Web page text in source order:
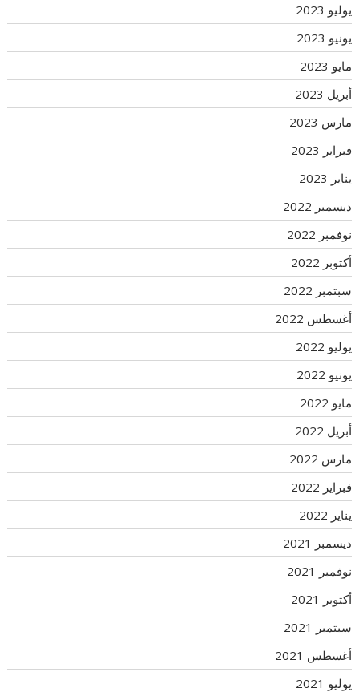
يوليو 2023
يونيو 2023
مايو 2023
أبريل 2023
مارس 2023
فبراير 2023
يناير 2023
ديسمبر 2022
نوفمبر 2022
أكتوبر 2022
سبتمبر 2022
أغسطس 2022
يوليو 2022
يونيو 2022
مايو 2022
أبريل 2022
مارس 2022
فبراير 2022
يناير 2022
ديسمبر 2021
نوفمبر 2021
أكتوبر 2021
سبتمبر 2021
أغسطس 2021
يوليو 2021